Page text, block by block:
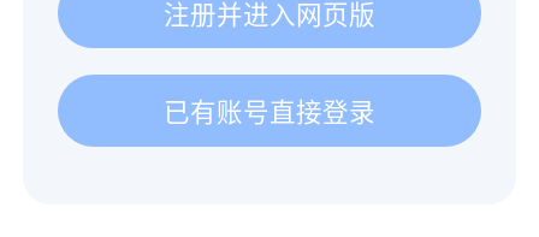
注册并进入网页版
已有账号直接登录